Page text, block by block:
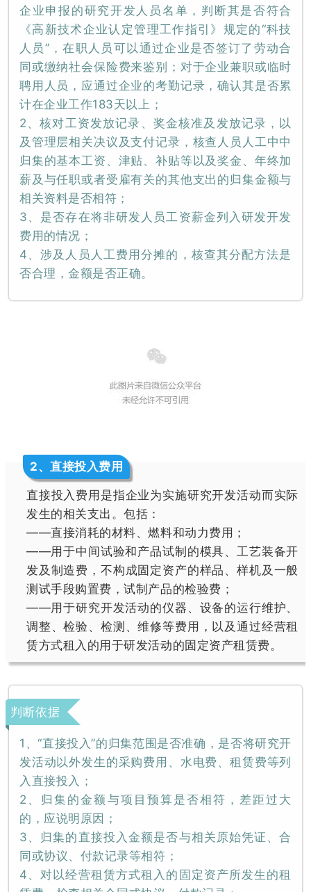
企业申报的研究开发人员名单，判断其是否符合
《高新技术企业认定管理工作指引》规定的“科技
人员”，在职人员可以通过企业是否签订了劳动合
同或缴纳社会保险费来鉴别；对于企业兼职或临时
聘用人员，应通过企业的考勤记录，确认其是否累
计在企业工作183天以上；
2、核对工资发放记录、奖金核准及发放记录，以
及管理层相关决议及支付记录，核查人员人工中中
归集的基本工资、津贴、补贴等以及奖金、年终加
薪及与任职或者受雇有关的其他支出的归集金额与
相关资料是否相符；
3、是否存在将非研发人员工资薪金列入研发开发
费用的情况；
4、涉及人员人工费用分摊的，核查其分配方法是
否合理，金额是否正确。
2、直接投入费用
直接投入费用是指企业为实施研究开发活动而实际
发生的相关支出。包括：
——直接消耗的材料、燃料和动力费用；
——用于中间试验和产品试制的模具、工艺装备开
发及制造费，不构成固定资产的样品、样机及一般
测试手段购置费，试制产品的检验费；
——用于研究开发活动的仪器、设备的运行维护、
调整、检验、检测、维修等费用，以及通过经营租
赁方式租入的用于研发活动的固定资产租赁费。
判断依据
1、“直接投入”的归集范围是否准确，是否将研究开
发活动以外发生的采购费用、水电费、租赁费等列
入直接投入；
2、归集的金额与项目预算是否相符，差距过大
的，应说明原因；
3、归集的直接投入金额是否与相关原始凭证、合
同或协议、付款记录等相符；
4、对以经营租赁方式租入的固定资产所发生的租